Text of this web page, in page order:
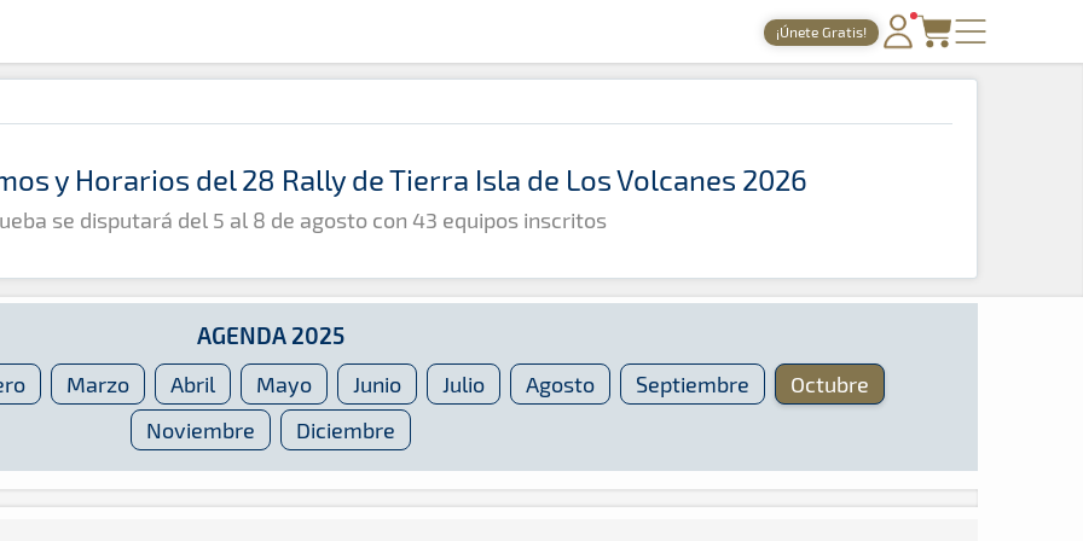
¡Únete Gratis!
PORTADA
TIEMPOS ONLINE
GALERÍAS
ARCHIVO
y Horarios del 28 Rally de Tierra Isla de Los Volcanes 2026
se disputará del 5 al 8 de agosto con 43 equipos inscritos
AGENDA 2025
Marzo Abril Mayo Junio Julio Agosto Septiembre
Octubre
Noviembre
Diciembre